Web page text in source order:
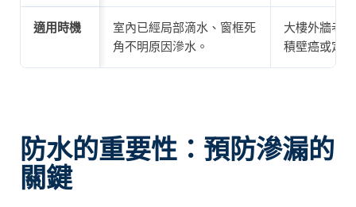
適用時機
室內已經局部滴水、窗框死
角不明原因滲水。
大樓外牆老
積壁癌或定
防水的重要性：預防滲漏的
關鍵